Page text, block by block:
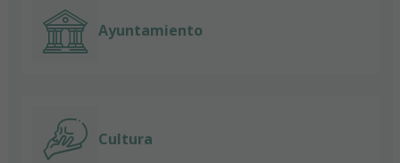
Ayuntamiento
Cultura